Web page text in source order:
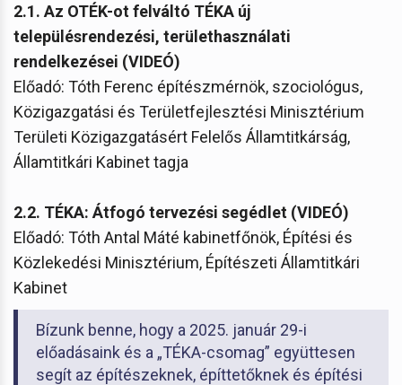
2.1. Az OTÉK-ot felváltó TÉKA új
településrendezési, területhasználati
rendelkezései (VIDEÓ)
Előadó: Tóth Ferenc építészmérnök, szociológus,
Közigazgatási és Területfejlesztési Minisztérium
Területi Közigazgatásért Felelős Államtitkárság,
Államtitkári Kabinet tagja
2.2. TÉKA: Átfogó tervezési segédlet (VIDEÓ)
Előadó: Tóth Antal Máté kabinetfőnök, Építési és
Közlekedési Minisztérium, Építészeti Államtitkári
Kabinet
Bízunk benne, hogy a 2025. január 29-i
előadásaink és a „TÉKA-csomag” együttesen
segít az építészeknek, építtetőknek és építési